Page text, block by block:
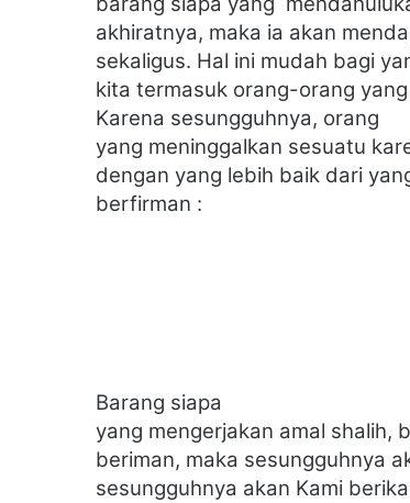
akhiratnya, maka ia akan
sekaligus. Hal ini mudah bagi
kita termasuk orang-orang
Karena sesungguhnya, orang
yang meninggalkan sesuatu
dengan yang lebih baik dari
berfirman :
Barang siapa
yang mengerjakan amal shalih,
beriman, maka sesungguhnya
sesungguhnya akan Kami